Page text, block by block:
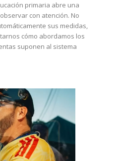
primaria abre una
con atención. No
sus medidas,
cómo abordamos los
suponen al sistema